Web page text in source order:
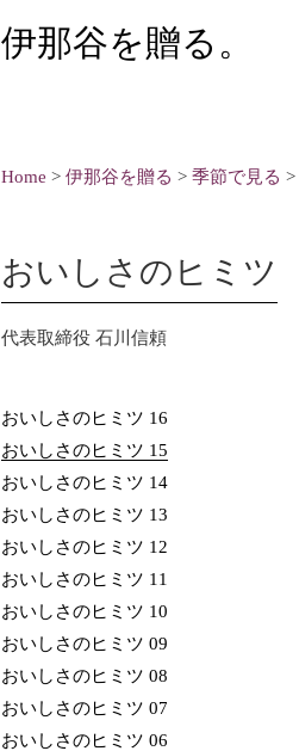
伊那谷を贈る。
Home > 伊那谷を贈る > 季節で見る >
おいしさのヒミツ
代表取締役 石川信頼
おいしさのヒミツ 16
おいしさのヒミツ 15
おいしさのヒミツ 14
おいしさのヒミツ 13
おいしさのヒミツ 12
おいしさのヒミツ 11
おいしさのヒミツ 10
おいしさのヒミツ 09
おいしさのヒミツ 08
おいしさのヒミツ 07
おいしさのヒミツ 06